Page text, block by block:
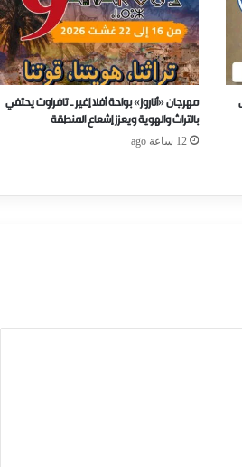
مهرجان «أناروز» بواحة أفلا إغير ـ تافراوت يحتفي
بالتراث والهوية ويعزز إشعاع المنطقة
12 ساعة ago